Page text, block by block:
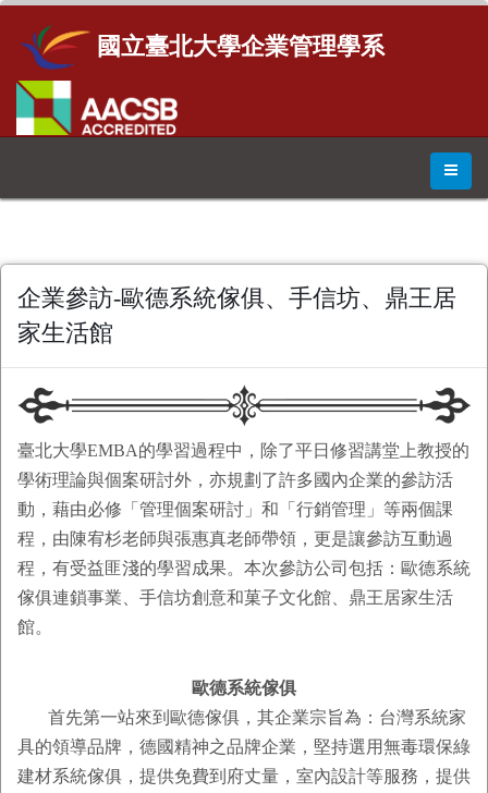
國立臺北大學企業管理學系
企業參訪-歐德系統傢俱、手信坊、鼎王居
家生活館
臺北大學EMBA的學習過程中，除了平日修習講堂上教授的
學術理論與個案研討外，亦規劃了許多國內企業的參訪活
動，藉由必修「管理個案研討」和「行銷管理」等兩個課
程，由陳宥杉老師與張惠真老師帶領，更是讓參訪互動過
程，有受益匪淺的學習成果。本次參訪公司包括：歐德系統
傢俱連鎖事業、手信坊創意和菓子文化館、鼎王居家生活
館。
歐德系統傢俱
首先第一站來到歐德傢俱，其企業宗旨為：台灣系統家
具的領導品牌，德國精神之品牌企業，堅持選用無毒環保綠
建材系統傢俱，提供免費到府丈量，室內設計等服務，提供